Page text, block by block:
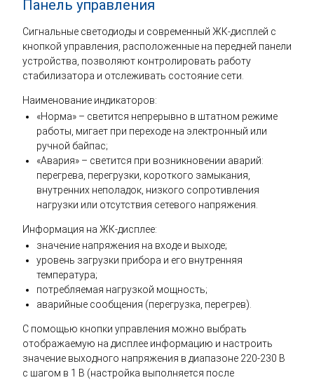
Панель управления
Сигнальные светодиоды и современный ЖК-дисплей с
кнопкой управления, расположенные на передней панели
устройства, позволяют контролировать работу
стабилизатора и отслеживать состояние сети.
Наименование индикаторов:
«Норма» – светится непрерывно в штатном режиме
работы, мигает при переходе на электронный или
ручной байпас;
«Авария» – светится при возникновении аварий:
перегрева, перегрузки, короткого замыкания,
внутренних неполадок, низкого сопротивления
нагрузки или отсутствия сетевого напряжения.
Информация на ЖК-дисплее:
значение напряжения на входе и выходе;
уровень загрузки прибора и его внутренняя
температура;
потребляемая нагрузкой мощность;
аварийные сообщения (перегрузка, перегрев).
С помощью кнопки управления можно выбрать
отображаемую на дисплее информацию и настроить
значение выходного напряжения в диапазоне 220-230 В
с шагом в 1 В (настройка выполняется после